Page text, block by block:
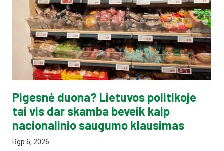
Pigesnė duona? Lietuvos politikoje
tai vis dar skamba beveik kaip
nacionalinio saugumo klausimas
Rgp 6, 2026